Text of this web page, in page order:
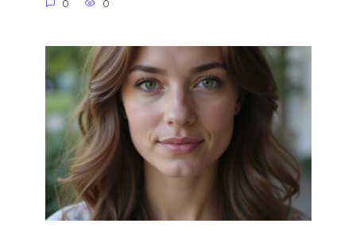
0 0